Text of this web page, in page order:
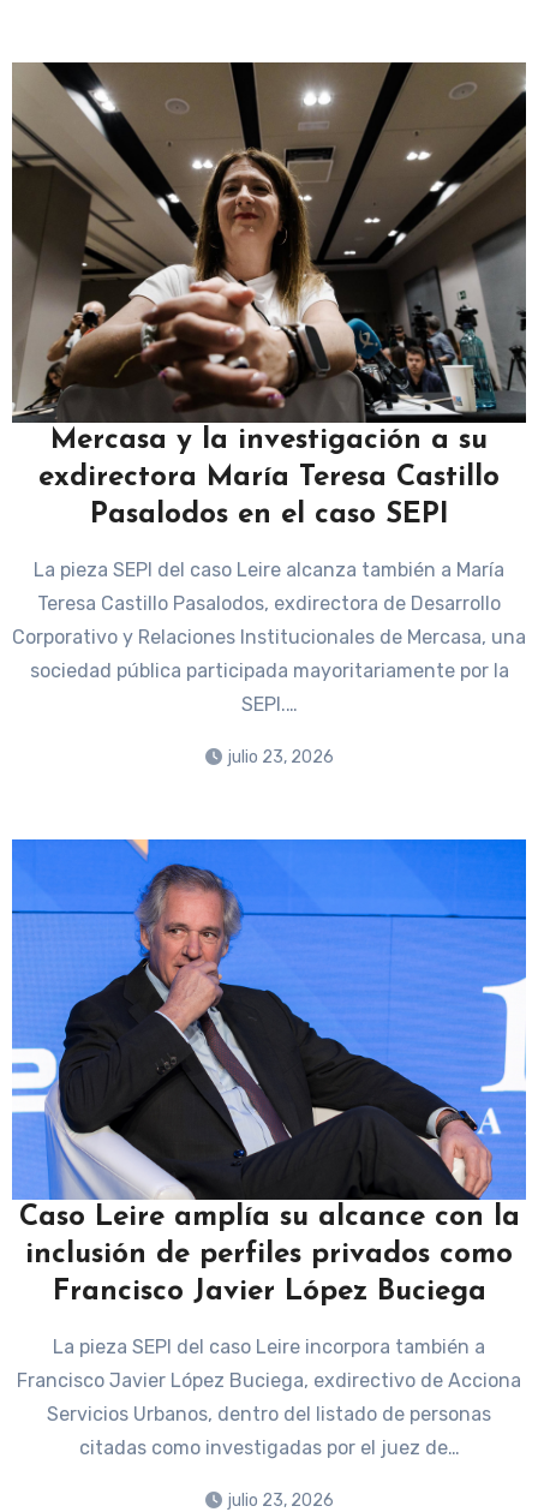
Mercasa y la investigación a su
exdirectora María Teresa Castillo
Pasalodos en el caso SEPI
La pieza SEPI del caso Leire alcanza también a María
Teresa Castillo Pasalodos, exdirectora de Desarrollo
Corporativo y Relaciones Institucionales de Mercasa, una
sociedad pública participada mayoritariamente por la
SEPI.…
julio 23, 2026
Caso Leire amplía su alcance con la
inclusión de perfiles privados como
Francisco Javier López Buciega
La pieza SEPI del caso Leire incorpora también a
Francisco Javier López Buciega, exdirectivo de Acciona
Servicios Urbanos, dentro del listado de personas
citadas como investigadas por el juez de…
julio 23, 2026